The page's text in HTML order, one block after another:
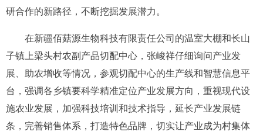
研合作的新路径，不断挖掘发展潜力。
在新疆佰菇源生物科技有限责任公司的温室大棚和长山
子镇上梁头村农副产品切配中心，张峻祥仔细询问产业发
展、助农增收等情况，参观切配中心的生产线和智慧信息平
台，强调各乡镇要科学精准定位产业发展方向，重视现代设
施农业发展，加强科技培训和技术指导，延长产业发展链
条，完善销售体系，打造特色品牌，切实让产业成为村集体